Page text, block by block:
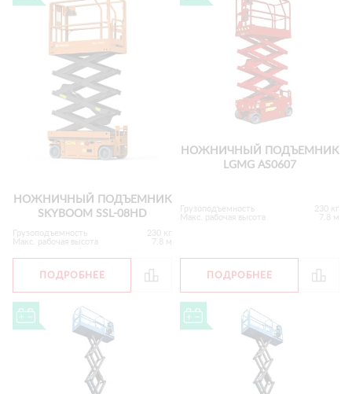
НОЖНИЧНЫЙ ПОДЪЕМНИК
SKYBOOM SSL-08HD
Грузоподъемность
230 кг
Макс. рабочая высота
7.8 м
ПОДРОБНЕЕ
НОЖНИЧНЫЙ ПОДЪЕМНИК
LGMG AS0607
Грузоподъемность
230 кг
Макс. рабочая высота
7.8 м
ПОДРОБНЕЕ